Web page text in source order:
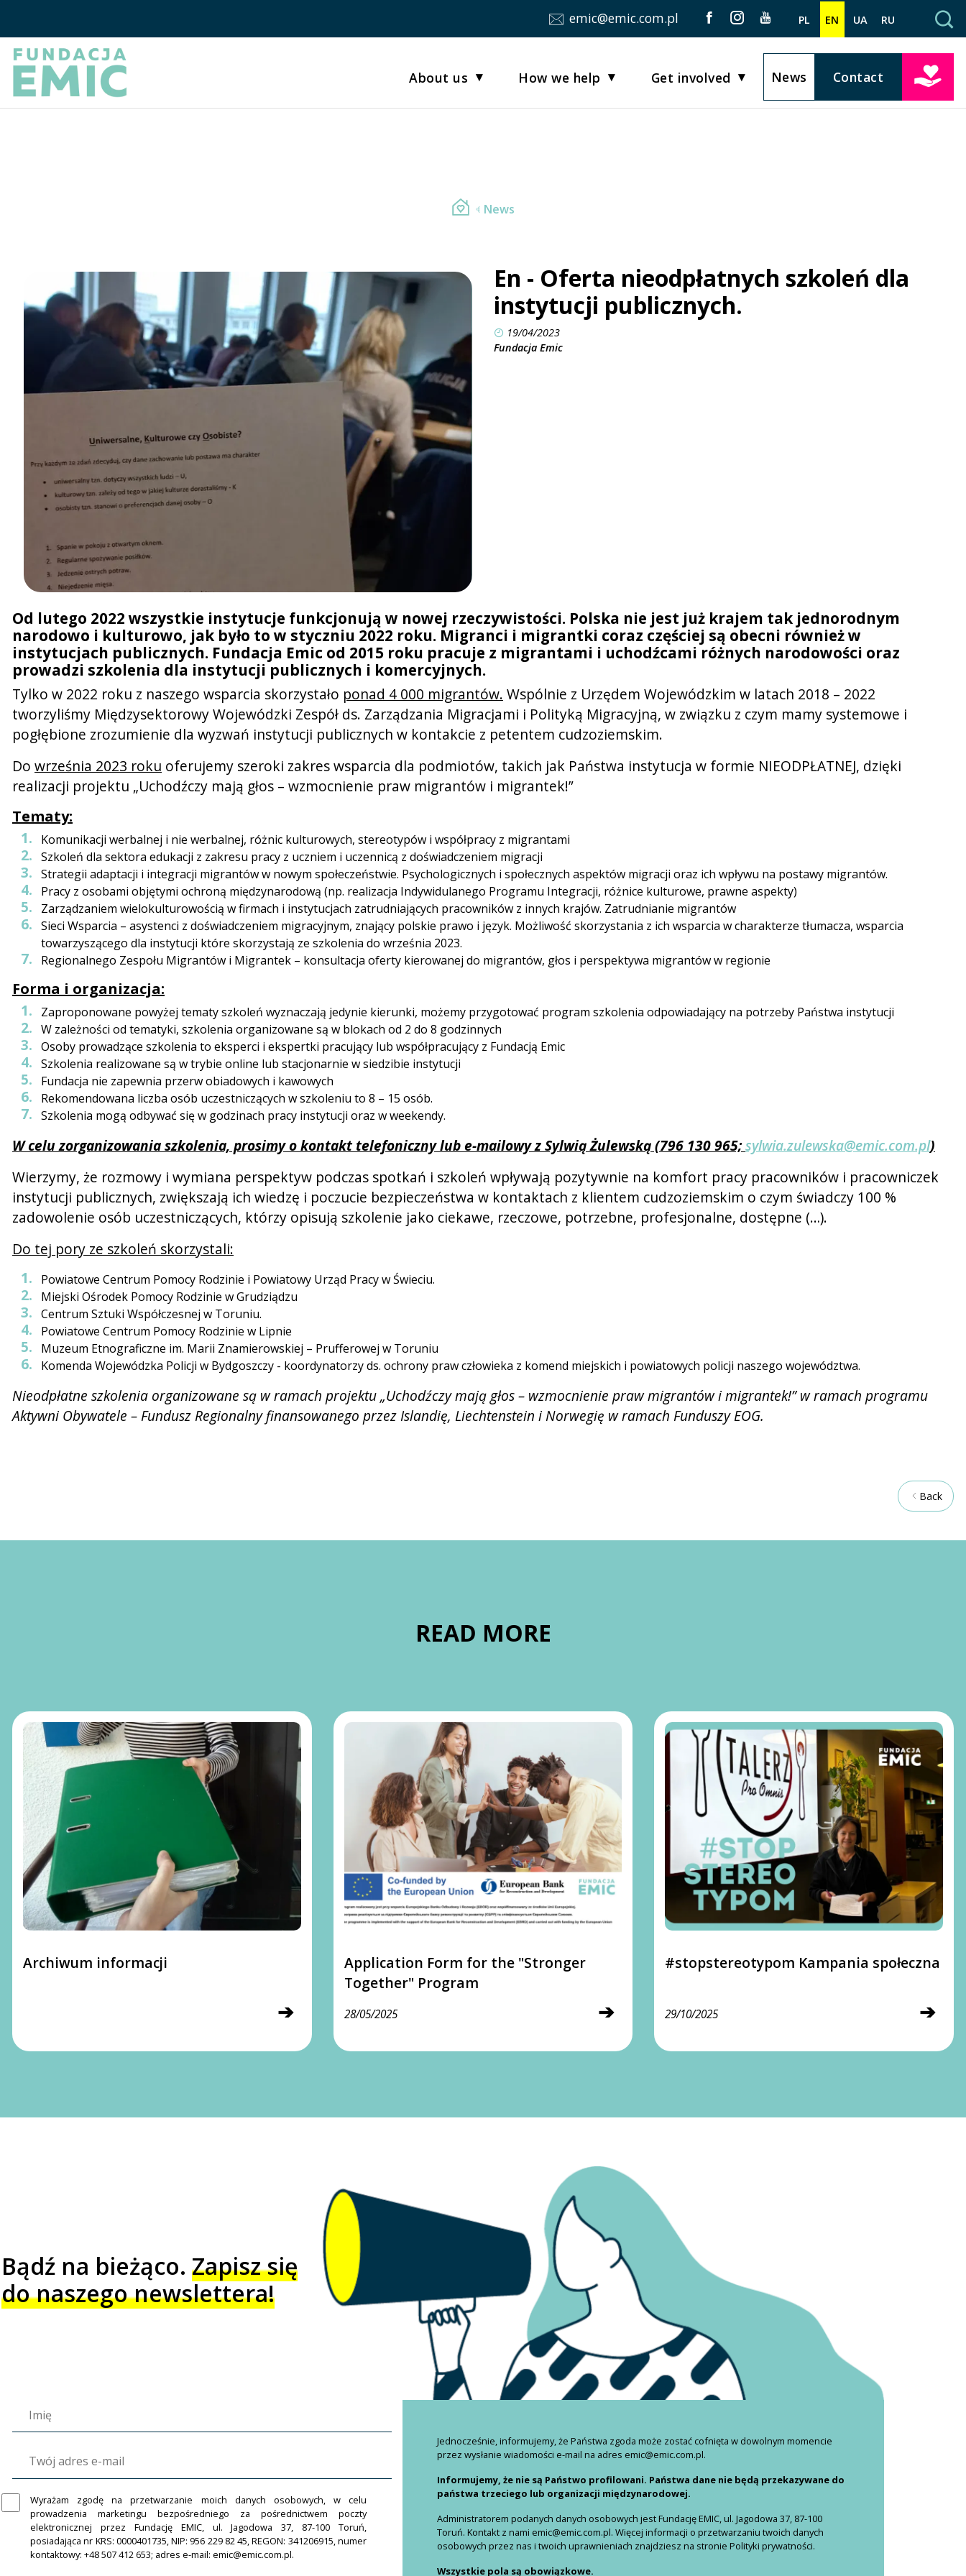
emic@emic.com.pl PL EN UA RU
About us How we help Get involved News Contact
News
En - Oferta nieodpłatnych szkoleń dla
instytucji publicznych.
19/04/2023
Fundacja Emic
Od lutego 2022 wszystkie instytucje funkcjonują w nowej rzeczywistości. Polska nie jest już krajem tak jednorodnym
narodowo i kulturowo, jak było to w styczniu 2022 roku. Migranci i migrantki coraz częściej są obecni również w
instytucjach publicznych. Fundacja Emic od 2015 roku pracuje z migrantami i uchodźcami różnych narodowości oraz
prowadzi szkolenia dla instytucji publicznych i komercyjnych.
Tylko w 2022 roku z naszego wsparcia skorzystało ponad 4 000 migrantów. Wspólnie z Urzędem Wojewódzkim w latach 2018 – 2022
tworzyliśmy Międzysektorowy Wojewódzki Zespół ds. Zarządzania Migracjami i Polityką Migracyjną, w związku z czym mamy systemowe i
pogłębione zrozumienie dla wyzwań instytucji publicznych w kontakcie z petentem cudzoziemskim.
Do września 2023 roku oferujemy szeroki zakres wsparcia dla podmiotów, takich jak Państwa instytucja w formie NIEODPŁATNEJ, dzięki
realizacji projektu „Uchodźczy mają głos – wzmocnienie praw migrantów i migrantek!”
Tematy:
Komunikacji werbalnej i nie werbalnej, różnic kulturowych, stereotypów i współpracy z migrantami
Szkoleń dla sektora edukacji z zakresu pracy z uczniem i uczennicą z doświadczeniem migracji
Strategii adaptacji i integracji migrantów w nowym społeczeństwie. Psychologicznych i społecznych aspektów migracji oraz ich wpływu na postawy migrantów.
Pracy z osobami objętymi ochroną międzynarodową (np. realizacja Indywidulanego Programu Integracji, różnice kulturowe, prawne aspekty)
Zarządzaniem wielokulturowością w firmach i instytucjach zatrudniających pracowników z innych krajów. Zatrudnianie migrantów
Sieci Wsparcia – asystenci z doświadczeniem migracyjnym, znający polskie prawo i język. Możliwość skorzystania z ich wsparcia w charakterze tłumacza, wsparcia
towarzyszącego dla instytucji które skorzystają ze szkolenia do września 2023.
Regionalnego Zespołu Migrantów i Migrantek – konsultacja oferty kierowanej do migrantów, głos i perspektywa migrantów w regionie
Forma i organizacja:
Zaproponowane powyżej tematy szkoleń wyznaczają jedynie kierunki, możemy przygotować program szkolenia odpowiadający na potrzeby Państwa instytucji
W zależności od tematyki, szkolenia organizowane są w blokach od 2 do 8 godzinnych
Osoby prowadzące szkolenia to eksperci i ekspertki pracujący lub współpracujący z Fundacją Emic
Szkolenia realizowane są w trybie online lub stacjonarnie w siedzibie instytucji
Fundacja nie zapewnia przerw obiadowych i kawowych
Rekomendowana liczba osób uczestniczących w szkoleniu to 8 – 15 osób.
Szkolenia mogą odbywać się w godzinach pracy instytucji oraz w weekendy.
W celu zorganizowania szkolenia, prosimy o kontakt telefoniczny lub e-mailowy z Sylwią Żulewską (796 130 965;sylwia.zulewska@emic.com.pl)
Wierzymy, że rozmowy i wymiana perspektyw podczas spotkań i szkoleń wpływają pozytywnie na komfort pracy pracowników i pracowniczek
instytucji publicznych, zwiększają ich wiedzę i poczucie bezpieczeństwa w kontaktach z klientem cudzoziemskim o czym świadczy 100 %
zadowolenie osób uczestniczących, którzy opisują szkolenie jako ciekawe, rzeczowe, potrzebne, profesjonalne, dostępne (…).
Do tej pory ze szkoleń skorzystali:
Powiatowe Centrum Pomocy Rodzinie i Powiatowy Urząd Pracy w Świeciu.
Miejski Ośrodek Pomocy Rodzinie w Grudziądzu
Centrum Sztuki Współczesnej w Toruniu.
Powiatowe Centrum Pomocy Rodzinie w Lipnie
Muzeum Etnograficzne im. Marii Znamierowskiej – Prufferowej w Toruniu
Komenda Wojewódzka Policji w Bydgoszczy - koordynatorzy ds. ochrony praw człowieka z komend miejskich i powiatowych policji naszego województwa.
Nieodpłatne szkolenia organizowane są w ramach projektu „Uchodźczy mają głos – wzmocnienie praw migrantów i migrantek!” w ramach programu
Aktywni Obywatele – Fundusz Regionalny finansowanego przez Islandię, Liechtenstein i Norwegię w ramach Funduszy EOG.
Back
READ MORE
Archiwum informacji
➔
Application Form for the "Stronger
Together" Program
➔
28/05/2025
#stopstereotypom Kampania społeczna
➔
29/10/2025
Bądź na bieżąco. Zapisz się
do naszego newslettera!
Wyrażam zgodę na przetwarzanie moich danych osobowych, w celu
prowadzenia marketingu bezpośredniego za pośrednictwem poczty
elektronicznej przez Fundację EMIC, ul. Jagodowa 37, 87-100 Toruń,
posiadająca nr KRS: 0000401735, NIP: 956 229 82 45, REGON: 341206915, numer
kontaktowy: +48 507 412 653; adres e-mail: emic@emic.com.pl.
Jednocześnie, informujemy, że Państwa zgoda może zostać cofnięta w dowolnym momencie
przez wysłanie wiadomości e-mail na adres emic@emic.com.pl.
Informujemy, że nie są Państwo profilowani. Państwa dane nie będą przekazywane do
państwa trzeciego lub organizacji międzynarodowej.
Administratorem podanych danych osobowych jest Fundację EMIC, ul. Jagodowa 37, 87-100
Toruń. Kontakt z nami emic@emic.com.pl. Więcej informacji o przetwarzaniu twoich danych
osobowych przez nas i twoich uprawnieniach znajdziesz na stronie Polityki prywatności.
Wszystkie pola są obowiązkowe.